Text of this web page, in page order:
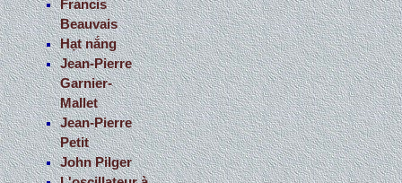
Francis
Beauvais
Hạt nắng
Jean-Pierre
Garnier-
Mallet
Jean-Pierre
Petit
John Pilger